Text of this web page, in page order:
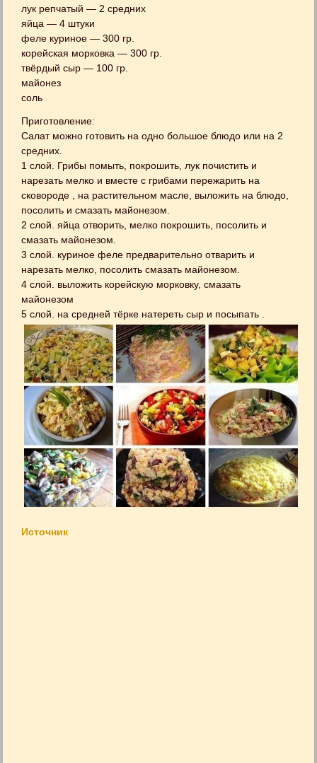
лук репчатый — 2 средних
яйца — 4 штуки
феле куриное — 300 гр.
корейская морковка — 300 гр.
твёрдый сыр — 100 гр.
майонез
соль
Приготовление:
Салат можно готовить на одно большое блюдо или на 2
средних.
1 слой. Грибы помыть, покрошить, лук почистить и
нарезать мелко и вместе с грибами пережарить на
сковороде , на растительном масле, выложить на блюдо,
посолить и смазать майонезом.
2 слой. яйца отворить, мелко покрошить, посолить и
смазать майонезом.
3 слой. куриное феле предварительно отварить и
нарезать мелко, посолить смазать майонезом.
4 слой. выложить корейскую морковку, смазать
майонезом
5 слой. на средней тёрке натереть сыр и посыпать .
Источник